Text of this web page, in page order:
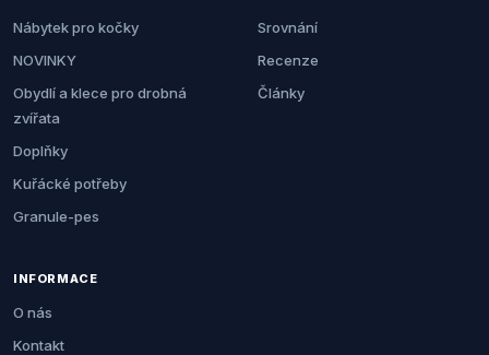
Nábytek pro kočky
NOVINKY
Obydlí a klece pro drobná
zvířata
Doplňky
Kuřácké potřeby
Granule-pes
Srovnání
Recenze
Články
INFORMACE
O nás
Kontakt